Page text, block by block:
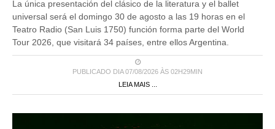
La única presentación del clásico de la literatura y el ballet
universal será el domingo 30 de agosto a las 19 horas en el
Teatro Radio (San Luis 1750) función forma parte del World
Tour 2026, que visitará 34 países, entre ellos Argentina.
PUBLICADO DIA 07/08/2026 ÀS 02H29MIN
LEIA MAIS ...